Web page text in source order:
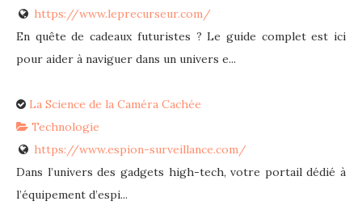
https://www.leprecurseur.com/
En quête de cadeaux futuristes ? Le guide complet est ici
pour aider à naviguer dans un univers e...
La Science de la Caméra Cachée
Technologie
https://www.espion-surveillance.com/
Dans l’univers des gadgets high-tech, votre portail dédié à
l’équipement d’espi...